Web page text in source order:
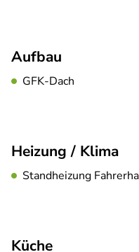
Aufbau
GFK-Dach
Heizung / Klima
Standheizung
Küche